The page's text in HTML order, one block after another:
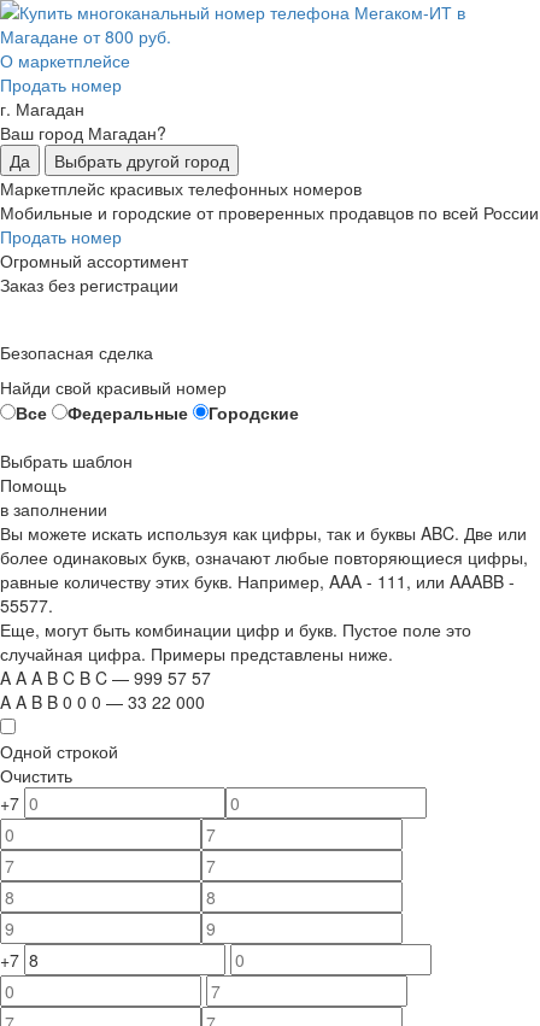
О маркетплейсе
Продать номер
г. Магадан
Ваш город Магадан?
Да
Выбрать другой город
Маркетплейс красивых телефонных номеров
Мобильные и городские от проверенных продавцов по всей России
Продать номер
Огромный ассортимент
Заказ без регистрации
Безопасная сделка
Найди свой красивый номер
Все
Федеральные
Городские
Выбрать шаблон
Помощь
в заполнении
Вы можете искать используя как цифры, так и буквы ABC. Две или
более одинаковых букв, означают любые повторяющиеся цифры,
равные количеству этих букв. Например, AAA - 111 , или AAABB -
55577.
Еще, могут быть комбинации цифр и букв. Пустое поле это
случайная цифра. Примеры представлены ниже.
A A A B C B C — 999 57 57
A A B B 0 0 0 — 33 22 000
Одной строкой
Очистить
+7
+7